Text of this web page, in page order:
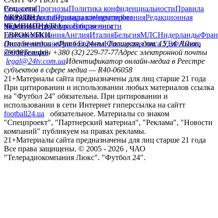
РедакцияПрогнозыПолитика конфиденциальностиПравила
сайтуКонтактыПравила комментированияРедакционная
политикаСтруктура собственности
Соц. сети
facebookxyoutubeinstagramtelegramviber
УКРАИНА
УкраинаПервая лигаВторая лига
ЧЕМПИОНАТЫ
ГерманияИспанияАнглияИталияБельгияМЛСНидерланды
ЕВРОКУБКИ
Лига чемпионовЛига ЕвропыЮношеская лига УЕФАЛига
конференций
Онлайн-медиа «Футбол 24»пл. Галицкая, дом. 15, м. Львов,
79008Телефон +380 (32) 229-77-77Адрес электронной почты
legal@24tv.com.uaИдентификатор онлайн-медиа в Реестре
субъектов в сфере медиа — R40-06058
21+Материалы сайта предназначены для лиц старше 21 года
При цитировании и использовании любых материалов ссылка
на "Футбол 24" обязательна. При цитировании и
использовании в сети Интернет гиперссылка на сайтт
football24.ua
обязательное. Материалы со знаком
"Спецпроект", "Партнерский материал", "Реклама", "Новости
компаний" публикуем на правах рекламы.
21+Материалы сайта предназначены для лиц старше 21 года
Все права защищены. © 2005 - 2026 , ЧАО
"Телерадиокомпания Люкс". "Футбол 24".